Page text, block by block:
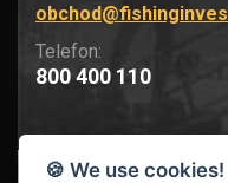
Telefon:
800 400 110
🍪 We use cookies!